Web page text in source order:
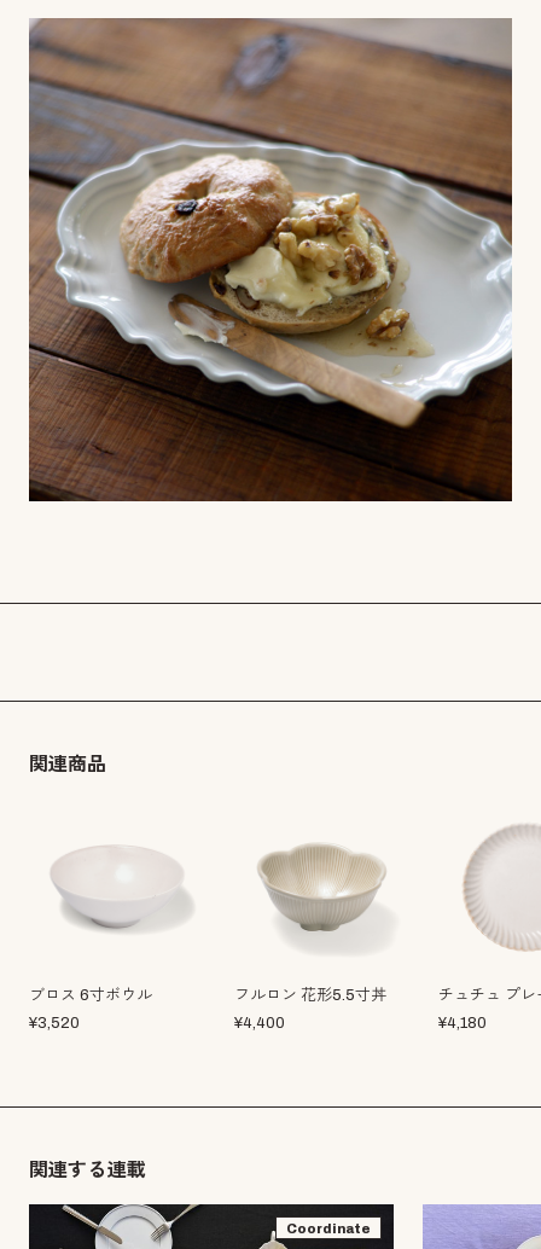
関連商品
ブロス 6寸ボウル
¥3,520
フルロン 花形5.5寸丼
¥4,400
チュチュ プレ
¥4,180
関連する連載
Coordinate